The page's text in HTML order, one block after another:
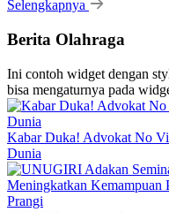
Selengkapnya
Berita Olahraga
Ini contoh widget dengan
bisa mengaturnya pada
Kabar Duka! Advokat No
Dunia